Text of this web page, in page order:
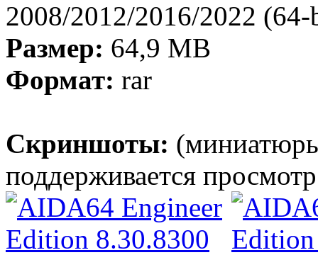
2008/2012/2016/2022
Размер: 64,9 МB
Формат: rar
Скриншоты:
поддерживается